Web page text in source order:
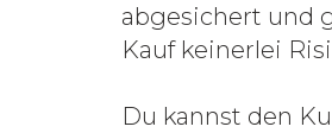
abgesichert und
Kauf keinerlei
Du kannst den